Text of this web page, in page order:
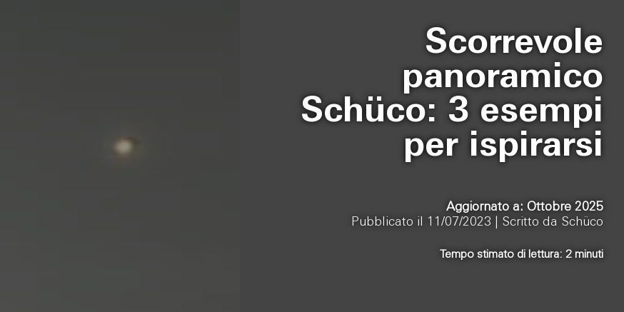
Scorrevole
panoramico
Schüco: 3 esempi
per ispirarsi
Aggiornato a: Ottobre 2025
Pubblicato il 11/07/2023 | Scritto da Schüco
Tempo stimato di lettura: 2 minuti